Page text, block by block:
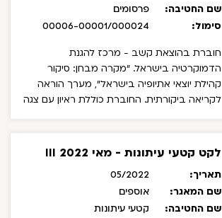
שם החטיבה:
פרסומים
סימול:
00006-00001/000024
חוברת בהוצאת קשב - מרכז להגנת
הדמוקרטיה בישראל. "מקרה מבחן: סיקור
קהילת יוצאי אתיופיה בישראל", מערך הוראה
לקריאה ביקורתית. החוברת כוללת ראיון עם צגה
לקט קטעי עיתונות - מאי 2022 III
תאריך:
05/2022
שם המאגר:
אוספים
שם החטיבה:
קטעי עיתונות